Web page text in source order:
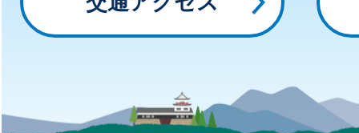
と
ゅ